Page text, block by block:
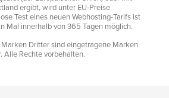
ergibt, wird unter EU-Preise
Test eines neuen Webhosting-Tarifs ist
Mal innerhalb von 365 Tagen möglich.
Dritter sind eingetragene Marken
Alle Rechte vorbehalten.